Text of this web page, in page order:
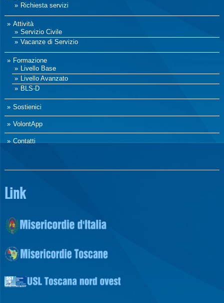
Richiesta servizi
Attività
Servizio Civile
Vacanze di Servizio
Formazione
Livello Base
Livello Avanzato
BLS-D
Sostienici
VolontApp
Contatti
Link